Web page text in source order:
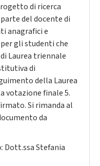
di ricerca
del docente di
anagrafici e
gli studenti che
Laurea triennale
di
della Laurea
votazione finale 5.
Si rimanda al
da
Dott.ssa Stefania